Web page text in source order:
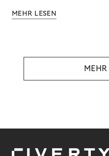
MEHR LESEN